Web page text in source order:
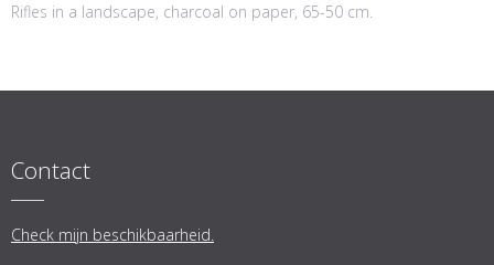
Rifles in a landscape, charcoal on paper, 65-50 cm.
Contact
Check mijn beschikbaarheid.